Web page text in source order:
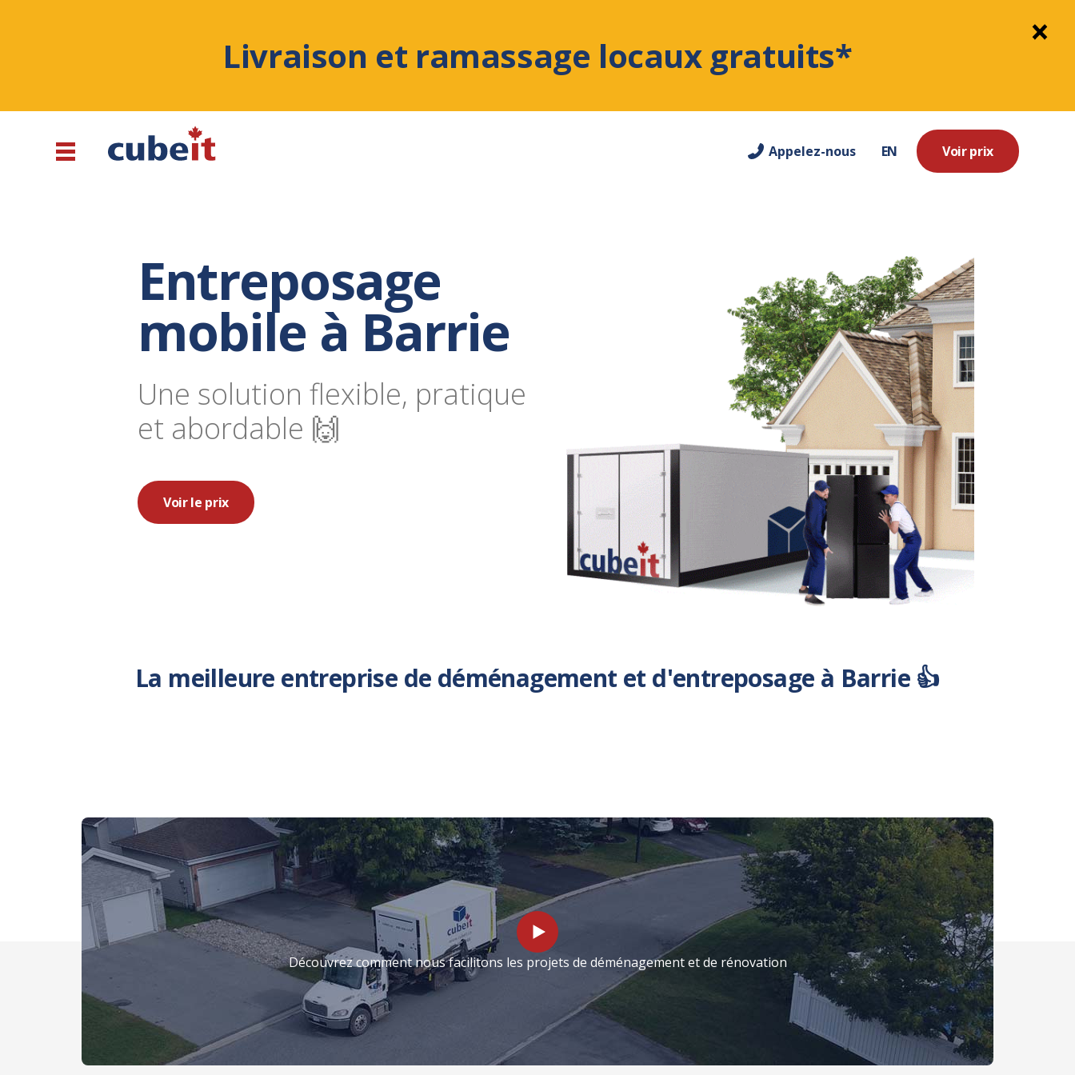
Livraison et ramassage locaux gratuits*
Appelez-nous EN Voir prix
Entreposage
mobile à Barrie
Une solution flexible, pratique
et abordable 🙌
Voir le prix
La meilleure entreprise de déménagement et d'entreposage à Barrie 👍
Découvrez comment nous facilitons les projets de déménagement et de rénovation